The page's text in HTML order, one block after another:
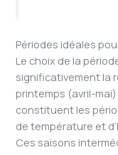
Périodes idéales
Le choix de la
significativement la
printemps (avril-
constituent les
de température et
Ces saisons